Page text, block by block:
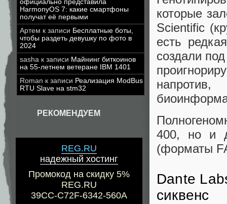
официально представила
HarmonyOS 7: какие смартфоны
получат её первыми
Артем к записи Бесплатные боты,
чтобы раздеть девушку по фото в
2024
sasha к записи Майнинг биткоинов
на 55-летнем ветеране IBM 1401
Roman к записи Реализация ModBus
RTU Slave на stm32
РЕКОМЕНДУЕМ
REG.RU
надежный хостинг
Промокод на скидку 5%
REG.RU
39CC-C72F-6342-560A
которые
Scientific
есть
создали
400, но и
(форматы
Dante
сиквенс